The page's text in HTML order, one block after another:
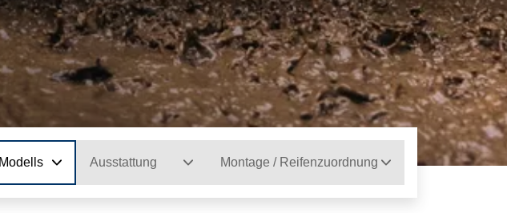
Ausstattung Montage / Reifenzuordnung